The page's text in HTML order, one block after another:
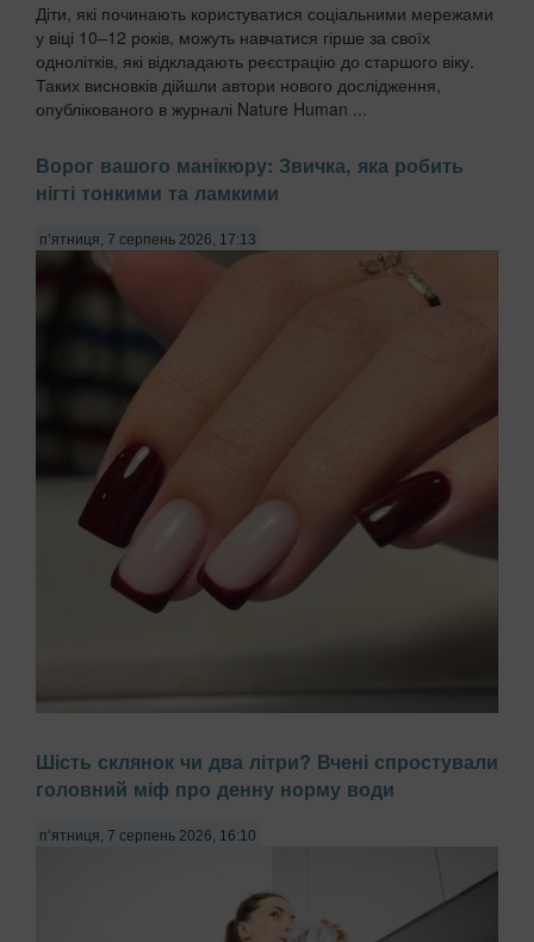
Діти, які починають користуватися соціальними мережами
у віці 10–12 років, можуть навчатися гірше за своїх
однолітків, які відкладають реєстрацію до старшого віку.
Таких висновків дійшли автори нового дослідження,
опублікованого в журналі Nature Human ...
Ворог вашого манікюру: Звичка, яка робить
нігті тонкими та ламкими
п’ятниця, 7 серпень 2026, 17:13
звинувачуючи в цьому брак вітамінів або погану якість
гель-лаку. Проте причиною часто є побутова хімія,
з використанням агресивних мийних за...
Шість склянок чи два літри? Вчені спростували
головний міф про денну норму води
п’ятниця, 7 серпень 2026, 16:10